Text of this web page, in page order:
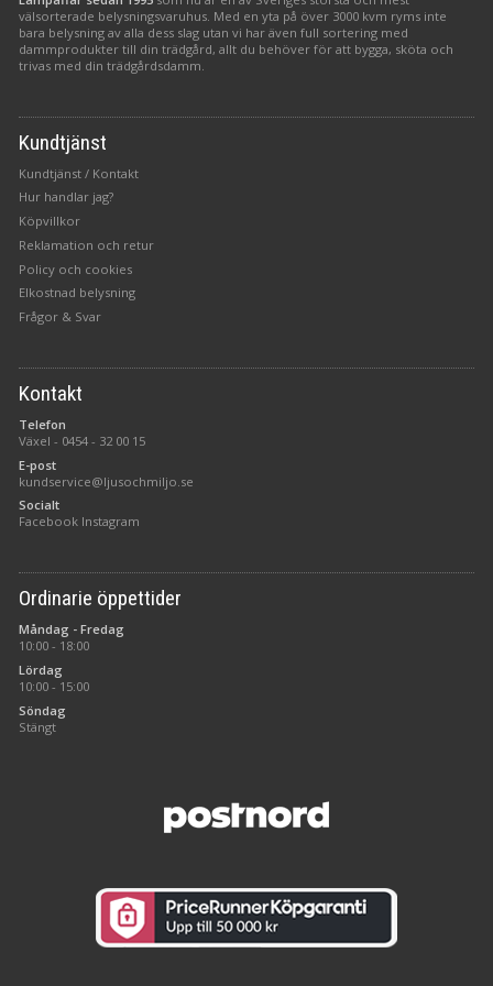
välsorterade belysningsvaruhus. Med en yta på över 3000 kvm ryms inte
bara belysning av alla dess slag utan vi har även full sortering med
dammprodukter till din trädgård, allt du behöver för att bygga, sköta och
trivas med din trädgårdsdamm.
Kundtjänst
Kundtjänst / Kontakt
Hur handlar jag?
Köpvillkor
Reklamation och retur
Policy och cookies
Elkostnad belysning
Frågor & Svar
Kontakt
Telefon
Växel - 0454 - 32 00 15
E-post
kundservice@ljusochmiljo.se
Socialt
Facebook Instagram
Ordinarie öppettider
Måndag - Fredag
10:00 - 18:00
Lördag
10:00 - 15:00
Söndag
Stängt